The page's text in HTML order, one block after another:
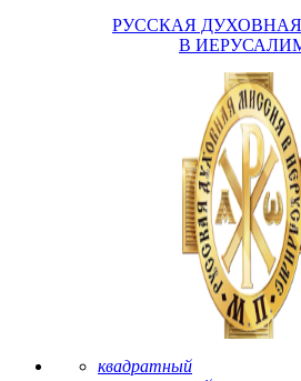
РУССКАЯ
В
квадратный